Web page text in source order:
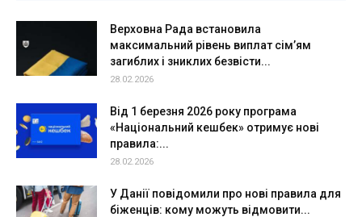
Верховна Рада встановила
максимальний рівень виплат сім’ям
загиблих і зниклих безвісти...
28.02.2026
Від 1 березня 2026 року програма
«Національний кешбек» отримує нові
правила:...
28.02.2026
У Данії повідомили про нові правила для
біженців: кому можуть відмовити...